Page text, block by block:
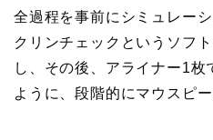
全過程を事前にシミュレーシ
クリンチェックというソフ
し、その後、アライナー1
ように、段階的にマウスピ